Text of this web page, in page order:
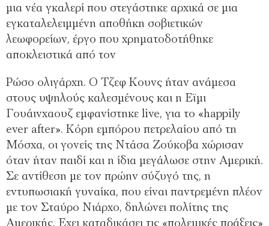
µια νέα γκαλερί που στεγάστηκε αρχικά σε µια
εγκαταλελειµµένη αποθήκη σοβιετικών
λεωφορείων, έργο που χρηµατοδοτήθηκε
αποκλειστικά από τον
Ρώσο ολιγάρχη. Ο Τζεφ Κουνς ήταν ανάµεσα
στους υψηλούς καλεσµένους και η Εϊµι
Γουάινχαουζ εµφανίστηκε live, για το «happily
ever after». Κόρη εµπόρου πετρελαίου από τη
Μόσχα, οι γονείς της Ντάσα Ζούκοβα χώρισαν
όταν ήταν παιδί και η ίδια µεγάλωσε στην Αµερική.
Σε αντίθεση µε τον πρώην σύζυγό της, η
εντυπωσιακή γυναίκα, που είναι παντρεµένη πλέον
µε τον Σταύρο Νιάρχο, δηλώνει πολίτης της